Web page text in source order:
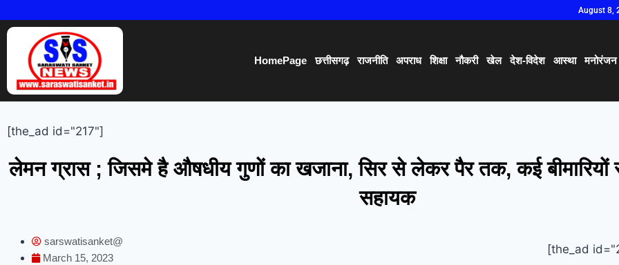
August 8,
HomePage छत्तीसगढ़ राजनीति अपराध शिक्षा नौकरी खेल देश-विदेश आस्था मनोरंजन
[the_ad id="217"]
लेमन ग्रास ; जिसमे है औषधीय गुणों का खजाना, सिर से लेकर पैर तक, कई बीमारियों
सहायक
sarswatisanket@
March 15, 2023
[the_ad